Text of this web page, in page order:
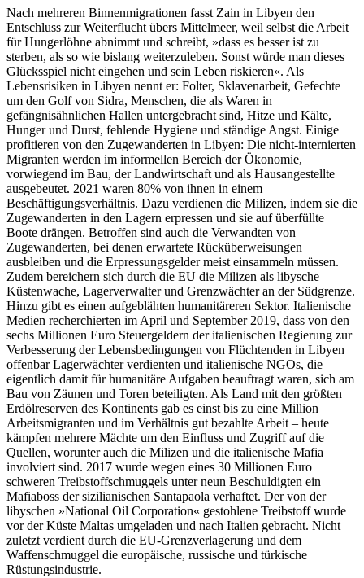
Nach mehreren Binnenmigrationen fasst Zain in Libyen den
Entschluss zur Weiterflucht übers Mittelmeer, weil selbst die Arbeit
für Hungerlöhne abnimmt und schreibt, »dass es besser ist zu
sterben, als so wie bislang weiterzuleben. Sonst würde man dieses
Glücksspiel nicht eingehen und sein Leben riskieren«. Als
Lebensrisiken in Libyen nennt er: Folter, Sklavenarbeit, Gefechte
um den Golf von Sidra, Menschen, die als Waren in
gefängnisähnlichen Hallen untergebracht sind, Hitze und Kälte,
Hunger und Durst, fehlende Hygiene und ständige Angst. Einige
profitieren von den Zugewanderten in Libyen: Die nicht-internierten
Migranten werden im informellen Bereich der Ökonomie,
vorwiegend im Bau, der Landwirtschaft und als Hausangestellte
ausgebeutet. 2021 waren 80% von ihnen in einem
Beschäftigungsverhältnis. Dazu verdienen die Milizen, indem sie die
Zugewanderten in den Lagern erpressen und sie auf überfüllte
Boote drängen. Betroffen sind auch die Verwandten von
Zugewanderten, bei denen erwartete Rücküberweisungen
ausbleiben und die Erpressungsgelder meist einsammeln müssen.
Zudem bereichern sich durch die EU die Milizen als libysche
Küstenwache, Lagerverwalter und Grenzwächter an der Südgrenze.
Hinzu gibt es einen aufgeblähten humanitäreren Sektor. Italienische
Medien recherchierten im April und September 2019, dass von den
sechs Millionen Euro Steuergeldern der italienischen Regierung zur
Verbesserung der Lebensbedingungen von Flüchtenden in Libyen
offenbar Lagerwächter verdienten und italienische NGOs, die
eigentlich damit für humanitäre Aufgaben beauftragt waren, sich am
Bau von Zäunen und Toren beteiligten. Als Land mit den größten
Erdölreserven des Kontinents gab es einst bis zu eine Million
Arbeitsmigranten und im Verhältnis gut bezahlte Arbeit – heute
kämpfen mehrere Mächte um den Einfluss und Zugriff auf die
Quellen, worunter auch die Milizen und die italienische Mafia
involviert sind. 2017 wurde wegen eines 30 Millionen Euro
schweren Treibstoffschmuggels unter neun Beschuldigten ein
Mafiaboss der sizilianischen Santapaola verhaftet. Der von der
libyschen »National Oil Corporation« gestohlene Treibstoff wurde
vor der Küste Maltas umgeladen und nach Italien gebracht. Nicht
zuletzt verdient durch die EU-Grenzverlagerung und dem
Waffenschmuggel die europäische, russische und türkische
Rüstungsindustrie.